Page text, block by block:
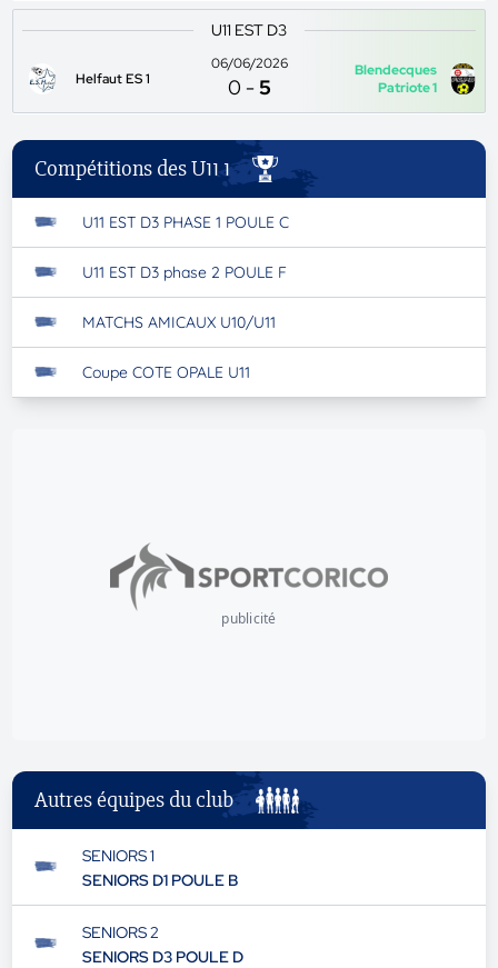
U11 EST D3
Helfaut ES 1
06/06/2026
0 -5
Blendecques
Patriote 1
Compétitions des U11 1
U11 EST D3 PHASE 1 POULE C
U11 EST D3 phase 2 POULE F
MATCHS AMICAUX U10/U11
Coupe COTE OPALE U11
publicité
Autres équipes du club
SENIORS 1
SENIORS D1 POULE B
SENIORS 2
SENIORS D3 POULE D